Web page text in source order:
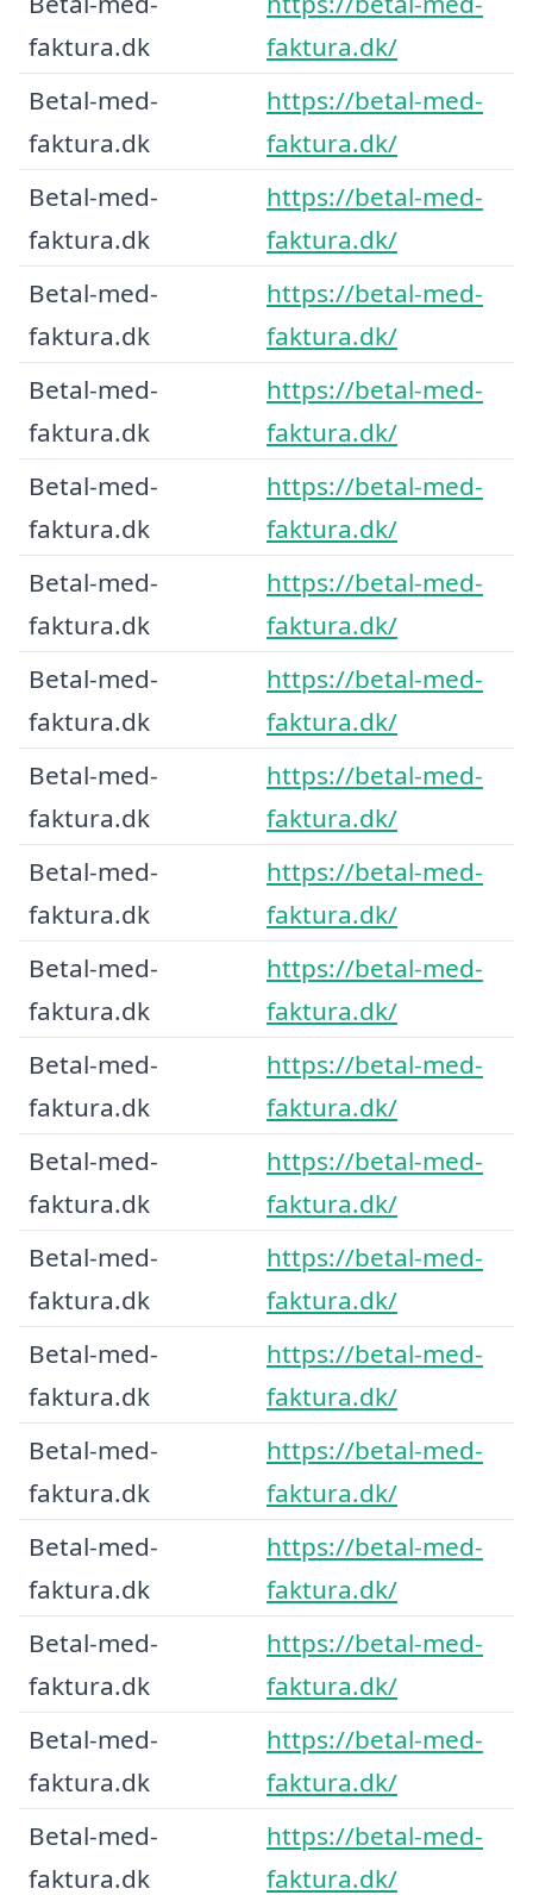
faktura.dk
faktura.dk/
Betal-med-
faktura.dk
https://betal-med-
faktura.dk/
Betal-med-
faktura.dk
https://betal-med-
faktura.dk/
Betal-med-
faktura.dk
https://betal-med-
faktura.dk/
Betal-med-
faktura.dk
https://betal-med-
faktura.dk/
Betal-med-
faktura.dk
https://betal-med-
faktura.dk/
Betal-med-
faktura.dk
https://betal-med-
faktura.dk/
Betal-med-
faktura.dk
https://betal-med-
faktura.dk/
Betal-med-
faktura.dk
https://betal-med-
faktura.dk/
Betal-med-
faktura.dk
https://betal-med-
faktura.dk/
Betal-med-
faktura.dk
https://betal-med-
faktura.dk/
Betal-med-
faktura.dk
https://betal-med-
faktura.dk/
Betal-med-
faktura.dk
https://betal-med-
faktura.dk/
Betal-med-
faktura.dk
https://betal-med-
faktura.dk/
Betal-med-
faktura.dk
https://betal-med-
faktura.dk/
Betal-med-
faktura.dk
https://betal-med-
faktura.dk/
Betal-med-
faktura.dk
https://betal-med-
faktura.dk/
Betal-med-
faktura.dk
https://betal-med-
faktura.dk/
Betal-med-
faktura.dk
https://betal-med-
faktura.dk/
Betal-med-
faktura.dk
https://betal-med-
faktura.dk/